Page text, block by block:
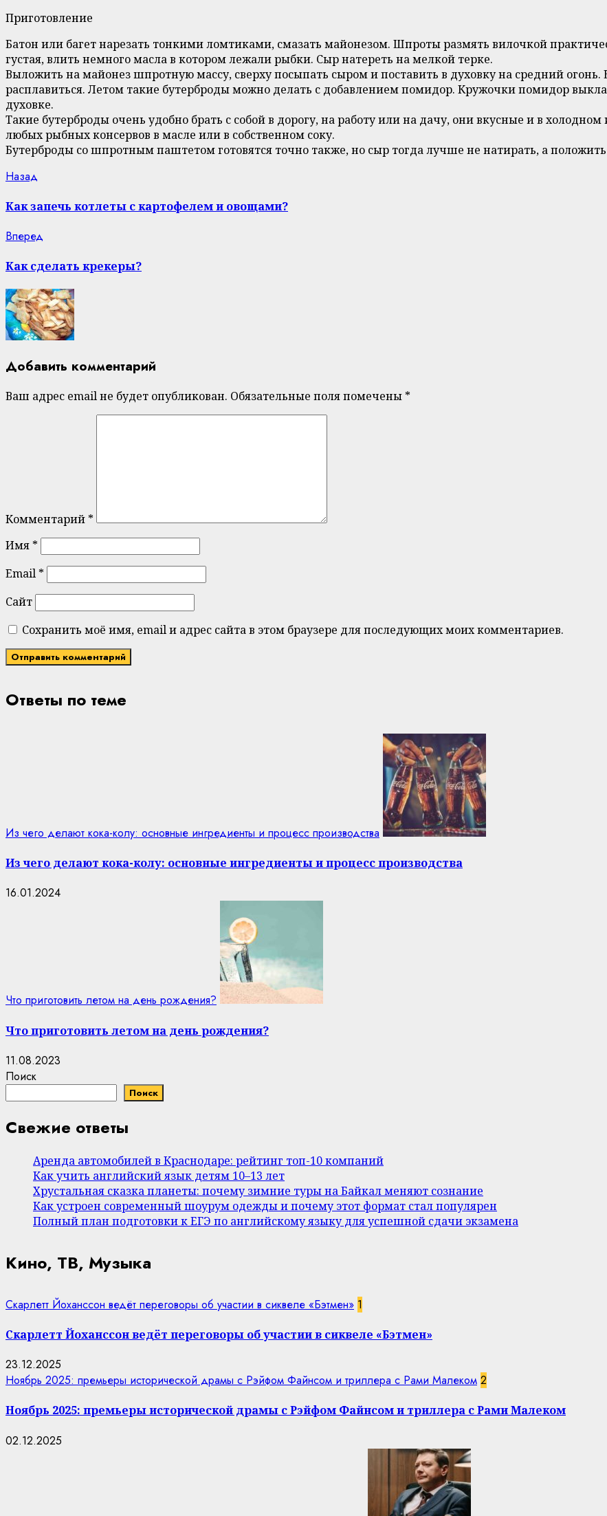
Приготовление
Батон или багет нарезать тонкими ломтиками, смазать майонезом. Шпроты размять вилочкой
густая, влить немного масла в котором лежали рыбки. Сыр натереть на мелкой терке.
Выложить на майонез шпротную массу, сверху посыпать сыром и поставить в духовку на средний
расплавиться. Летом такие бутерброды можно делать с добавлением помидор. Кружочки помидор
духовке.
Такие бутерброды очень удобно брать с собой в дорогу, на работу или на дачу, они вкусные и в
любых рыбных консервов в масле или в собственном соку.
Бутерброды со шпротным паштетом готовятся точно также, но сыр тогда лучше не натирать, а
Continue
Reading
Назад
Как запечь котлеты с картофелем и овощами?
Вперед
Как сделать крекеры?
Добавить комментарий
Ваш адрес email не будет опубликован. Обязательные поля помечены *
Комментарий *
Имя *
Email *
Сайт
Сохранить моё имя, email и адрес сайта в этом браузере для последующих моих комментариев.
Ответы по теме
Из чего делают кока-колу: основные ингредиенты и процесс производства
Из чего делают кока-колу: основные ингредиенты и процесс производства
16.01.2024
Что приготовить летом на день рождения?
Что приготовить летом на день рождения?
11.08.2023
Поиск
Поиск
Свежие ответы
Аренда автомобилей в Краснодаре: рейтинг топ-10 компаний
Как учить английский язык детям 10–13 лет
Хрустальная сказка планеты: почему зимние туры на Байкал меняют сознание
Как устроен современный шоурум одежды и почему этот формат стал популярен
Полный план подготовки к ЕГЭ по английскому языку для успешной сдачи экзамена
Кино, ТВ, Музыка
Скарлетт Йоханссон ведёт переговоры об участии в сиквеле «Бэтмен» 1
Скарлетт Йоханссон ведёт переговоры об участии в сиквеле «Бэтмен»
23.12.2025
Ноябрь 2025: премьеры исторической драмы с Рэйфом Файнсом и триллера с Рами Малеком 2
Ноябрь 2025: премьеры исторической драмы с Рэйфом Файнсом и триллера с Рами Малеком
02.12.2025